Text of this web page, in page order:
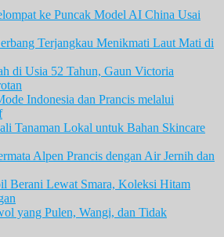
ke Puncak Model AI China Usai
Terjangkau Menikmati Laut Mati di
di Usia 52 Tahun, Gaun Victoria
Indonesia dan Prancis melalui
Tanaman Lokal untuk Bahan Skincare
Alpen Prancis dengan Air Jernih dan
Berani Lewat Smara, Koleksi Hitam
yang Pulen, Wangi, dan Tidak